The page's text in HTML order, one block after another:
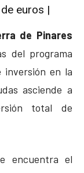
euros |
de Pinares
del programa
inversión en la
asciende a
total de
encuentra el